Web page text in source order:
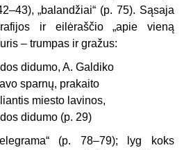
„balandžiai“ (p. 75). Sąsaja
ir eilėraščio „apie vieną
– trumpas ir gražus:
didumo, A. Galdiko
sparnų, prakaito
miesto lavinos,
didumo (p. 29)
(p. 78–79); lyg koks